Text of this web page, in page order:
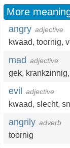
More
angry adjective
kwaad, toornig,
mad adjective
gek, krankzinnig,
evil adjective
kwaad, slecht,
angrily adverb
toornig